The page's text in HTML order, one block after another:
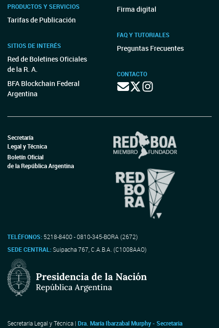
PRODUCTOS Y SERVICIOS
Tarifas de Publicación
SITIOS DE INTERÉS
Red de Boletines Oficiales
de la R. A.
BFA Blockchain Federal
Argentina
Firma digital
FAQ Y TUTORIALES
Preguntas Frecuentes
CONTACTO
Secretaría
Legal y Técnica
Boletín Oficial
de la República Argentina
TELÉFONOS: 5218-8400 - 0810-345-BORA (2672)
SEDE CENTRAL:Suipacha 767, C.A.B.A. (C1008AAO)
Secretaría Legal y Técnica | Dra. María Ibarzabal Murphy - Secretaria